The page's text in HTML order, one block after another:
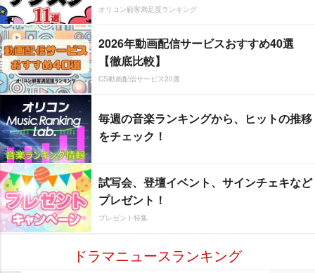
オリコン顧客満足度ランキング
2026年動画配信サービスおすすめ40選
【徹底比較】
CS動画配信サービス20選
毎週の音楽ランキングから、ヒットの推移
をチェック！
試写会、登壇イベント、サインチェキなど
プレゼント！
プレゼント特集
ドラマニュースランキング